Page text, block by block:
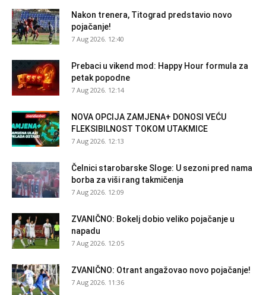
Nakon trenera, Titograd predstavio novo
pojačanje!
7 Aug 2026. 12:40
Prebaci u vikend mod: Happy Hour formula za
petak popodne
7 Aug 2026. 12:14
NOVA OPCIJA ZAMJENA+ DONOSI VEĆU
FLEKSIBILNOST TOKOM UTAKMICE
7 Aug 2026. 12:13
Čelnici starobarske Sloge: U sezoni pred nama
borba za viši rang takmičenja
7 Aug 2026. 12:09
ZVANIČNO: Bokelj dobio veliko pojačanje u
napadu
7 Aug 2026. 12:05
ZVANIČNO: Otrant angažovao novo pojačanje!
7 Aug 2026. 11:36